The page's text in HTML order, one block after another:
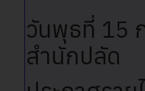
วันพุธที่ 15
สำนักปลัด